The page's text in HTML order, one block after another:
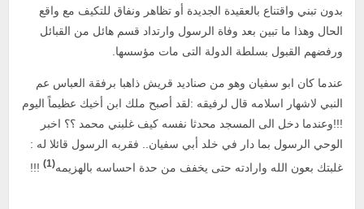
بدون تبني واقتناع بالعقيدة الجديدة أو تظاهر ونفاق للتكيف مع واقع
الحال وهذا ما تبين بعد وفاة الرسول وارتداد قسم هائل من القبائل
ورفضهم القبول بسلطة الدولة التى مات مؤسسها.
عندما كان ابو سفيان وهو من صناديد قريش ذاهبا برفقة العباس عم
النبي لاشهار اسلامه قال لرفيقه :لقد أصبح ملك ابن أخيك عظيماً اليوم
!!!وعندما دخل الى المسجد محدثا نفسه كيف غلبني محمد ؟؟ اخبر
الوحي الرسول بما دار في خلد أبي سفيان.. فقربه الرسول قائلا له :
غلبتك بعون الله وارادته حتى يخفف من حدة احساسه بالهزيمه(1)
!!!